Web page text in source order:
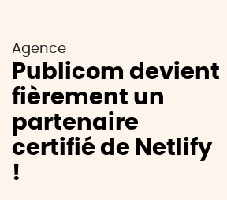
Agence
Publicom devient
fièrement un
partenaire
certifié de Netlify
!